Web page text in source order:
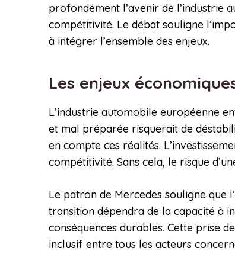
profondément l’avenir de l’industrie
compétitivité. Le débat souligne
à intégrer l’ensemble des enjeux.
Les enjeux
L’industrie automobile européenne
et mal préparée risquerait de
en compte ces réalités.
compétitivité. Sans cela, le risque
Le patron de Mercedes souligne que
transition dépendra de la capacité à
conséquences durables. Cette prise
inclusif entre tous les acteurs